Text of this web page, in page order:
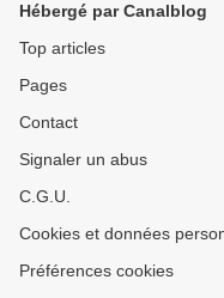
Hébergé par Canalblog
Top articles
Pages
Contact
Signaler un abus
C.G.U.
Cookies et données
Préférences cookies